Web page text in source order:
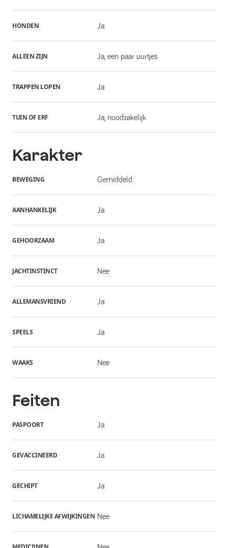
HONDEN Ja
ALLEEN ZIJN Ja, een paar uurtjes
TRAPPEN LOPEN Ja
TUIN OF ERF Ja, noodzakelijk
Karakter
BEWEGING Gemiddeld
AANHANKELIJK Ja
GEHOORZAAM Ja
JACHTINSTINCT Nee
ALLEMANSVRIEND Ja
SPEELS Ja
WAAKS Nee
Feiten
PASPOORT Ja
GEVACCINEERD Ja
GECHIPT Ja
LICHAMELIJKE AFWIJKINGEN Nee